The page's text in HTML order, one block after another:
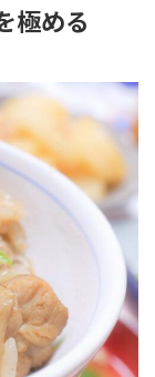
極める